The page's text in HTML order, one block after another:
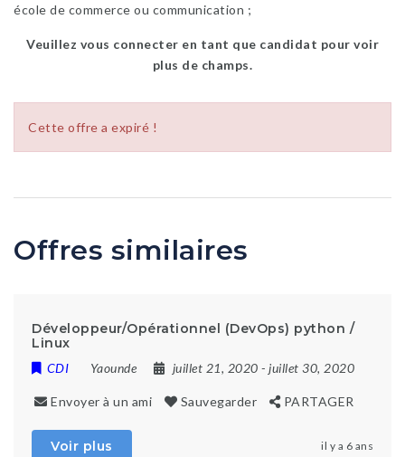
école de commerce ou communication ;
Veuillez vous connecter en tant que candidat pour voir
plus de champs.
Cette offre a expiré !
Offres similaires
Développeur/Opérationnel (DevOps) python /
Linux
CDI Yaounde juillet 21, 2020 - juillet 30, 2020
Envoyer à un ami Sauvegarder PARTAGER
Voir plus il y a 6 ans